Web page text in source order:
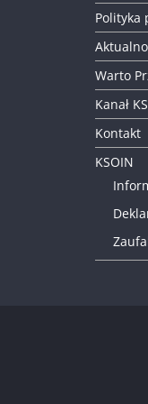
Polityka
Warto
Kanał
Kontakt
KSOIN